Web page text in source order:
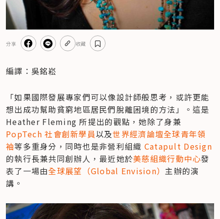
分享 收藏
編譯：吳銘崧
「如果國際發展專家們可以像設計師般思考，或許更能
想出成功幫助貧窮地區居民們脫離困境的方法」。這是
PopTech 社會創新學員以及世界經濟論壇全球青年領
袖等多重身分，同時也是非營利組織 Catapult Design
的執行長兼共同創辦人，最近她於美慈組織行動中心發
表了一場由全球展望（Global Envision）主辦的演
講。